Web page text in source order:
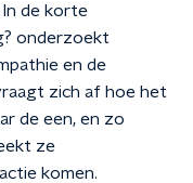
In de korte
onderzoekt
en de
zich af hoe het
de een, en zo
ze
komen.